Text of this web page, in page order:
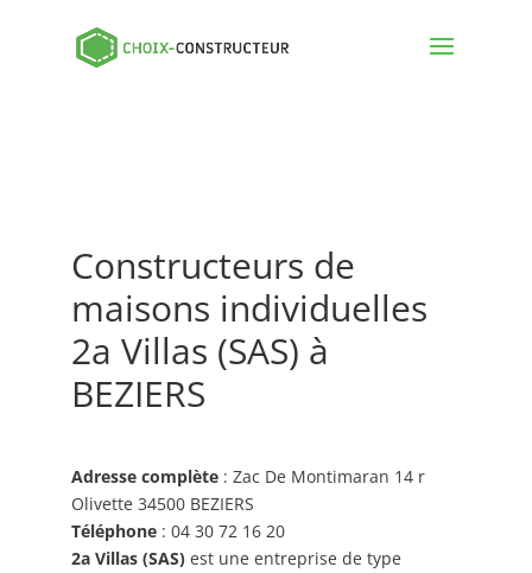
Constructeurs de
maisons individuelles
2a Villas (SAS) à
BEZIERS
Adresse complète: Zac De Montimaran 14 r
Olivette 34500 BEZIERS
Téléphone: 04 30 72 16 20
2a Villas (SAS)est une entreprise de type